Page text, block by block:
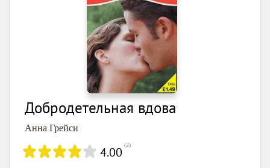
Добродетельная вдова
Анна Грейси
4.00 (2)